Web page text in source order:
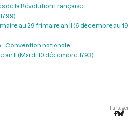
de la Révolution Française
au 29 frimaire an II (6 décembre au 19
- Convention nationale
an II (Mardi 10 décembre 1793)
Partager